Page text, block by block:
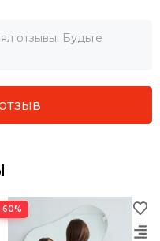
отзывы. Будьте